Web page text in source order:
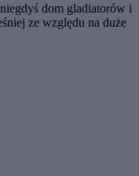
dom gladiatorów i
ze względu na duże